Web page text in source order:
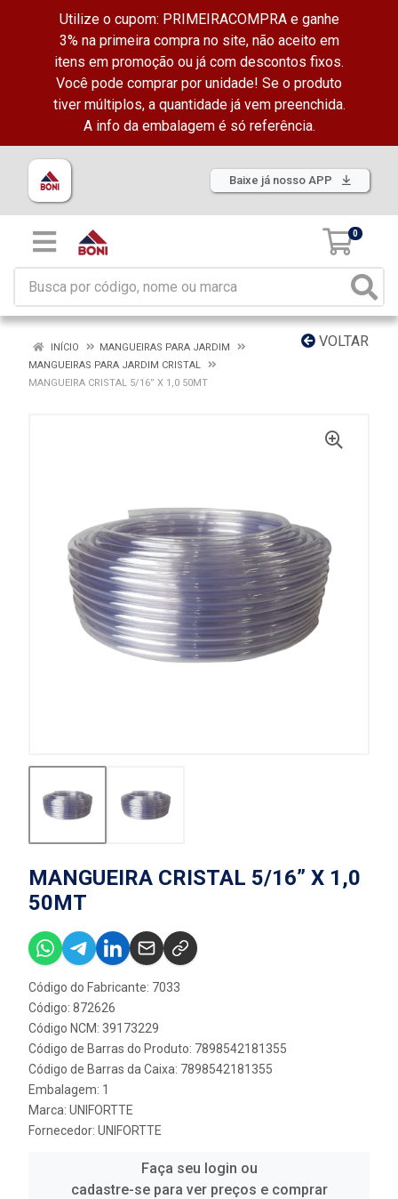
Utilize o cupom: PRIMEIRACOMPRA e ganhe
3% na primeira compra no site, não aceito em
itens em promoção ou já com descontos fixos.
Você pode comprar por unidade! Se o produto
tiver múltiplos, a quantidade já vem preenchida.
A info da embalagem é só referência.
Baixe já nosso APP
0
VOLTAR
INÍCIO
MANGUEIRAS PARA JARDIM
MANGUEIRAS PARA JARDIM CRISTAL
MANGUEIRA CRISTAL 5/16” X 1,0 50MT
MANGUEIRA CRISTAL 5/16” X 1,0
50MT
Código do Fabricante: 7033
Código: 872626
Código NCM: 39173229
Código de Barras do Produto: 7898542181355
Código de Barras da Caixa: 7898542181355
Embalagem: 1
Marca: UNIFORTTE
Fornecedor: UNIFORTTE
Faça seu login ou
cadastre-se para ver preços e comprar